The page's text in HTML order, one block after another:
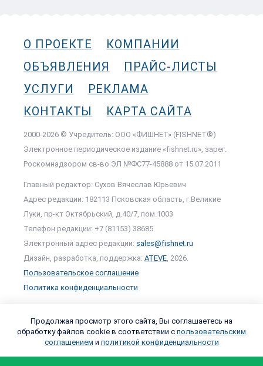
О ПРОЕКТЕ
КОМПАНИИ
ОБЪЯВЛЕНИЯ
ПРАЙС-ЛИСТЫ
УСЛУГИ
РЕКЛАМА
КОНТАКТЫ
КАРТА САЙТА
2000-2026 © Учредитель: ООО «ФИШНЕТ» (FISHNET®)
Электронное периодическое издание «fishnet.ru», зарег.
Роскомнадзором cв-во ЭЛ №ФС77-45888 от 15.07.2011
Главный редактор: Сухов Вячеслав Юрьевич
Адрес редакции: 182113 Псковская область, г.Великие
Луки, пр-кт Октябрьский, д.40/7, пом.1003
Телефон редакции: +7 (81153) 38685
Электронный адрес редакции: sales@fishnet.ru
Дизайн, разработка, поддержка: ATEVE , 2026.
Пользовательское соглашение
Политика конфиденциальности
Продолжая просмотр этого сайта, Вы соглашаетесь на
обработку файлов cookie в соответствии с пользовательским
соглашением и политикой конфиденциальности